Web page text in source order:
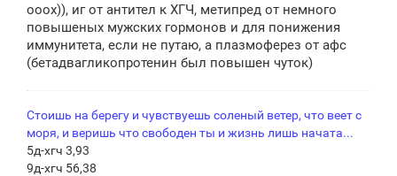
ооох)), иг от антител к ХГЧ, метипред от немного
повышеных мужских гормонов и для понижения
иммунитета, если не путаю, а плазмоферез от афс
(бетадвагликопротенин был повышен чуток)
Стоишь на берегу и чувствуешь соленый ветер, что веет с
моря, и веришь что свободен ты и жизнь лишь начата...
5д-хгч 3,93
9д-хгч 56,38